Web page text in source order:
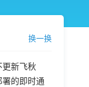
换一换
更新飞秋
署的即时通